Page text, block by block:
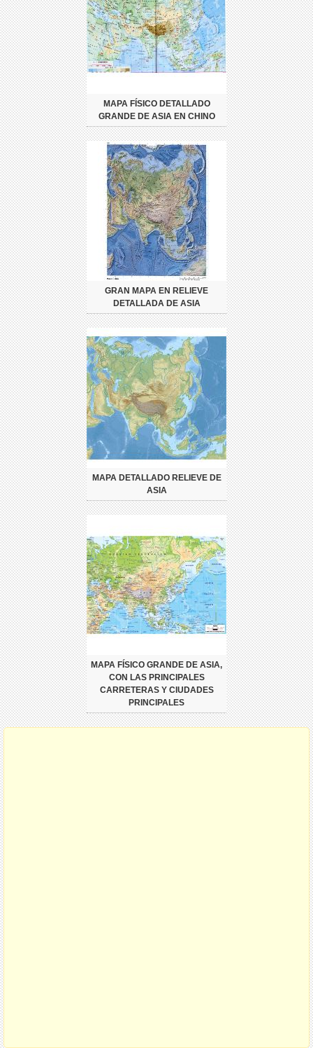
MAPA FÍSICO DETALLADO
GRANDE DE ASIA EN CHINO
GRAN MAPA EN RELIEVE
DETALLADA DE ASIA
MAPA DETALLADO RELIEVE DE
ASIA
MAPA FÍSICO GRANDE DE ASIA,
CON LAS PRINCIPALES
CARRETERAS Y CIUDADES
PRINCIPALES